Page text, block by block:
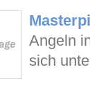
Angeln
sich